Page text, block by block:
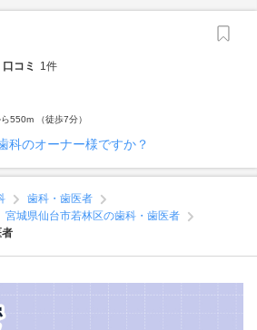
口コミ 1件
550m （徒歩7分）
科のオーナー様ですか？
歯科・歯医者
宮城県仙台市若林区の歯科・歯医者